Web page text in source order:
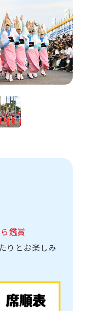
鑑賞
りとお楽しみ